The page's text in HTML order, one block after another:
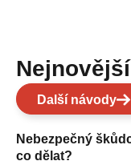
Další návody
Nebezpečný
co dělat?